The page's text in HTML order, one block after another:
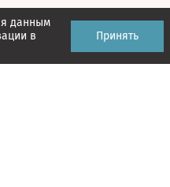
данным
в
Принять